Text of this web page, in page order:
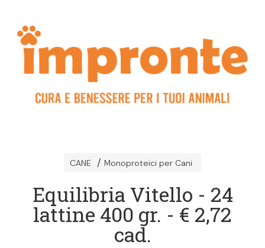
CANE Monoproteici per Cani
Equilibria Vitello - 24
lattine 400 gr. - € 2,72
cad.